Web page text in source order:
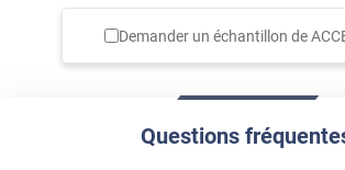
Demander un échantillon de
Questions